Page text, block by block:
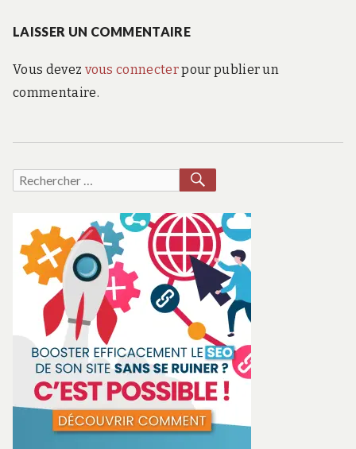
LAISSER UN COMMENTAIRE
Vous devez vous connecterpour publier un
commentaire.
Recherche